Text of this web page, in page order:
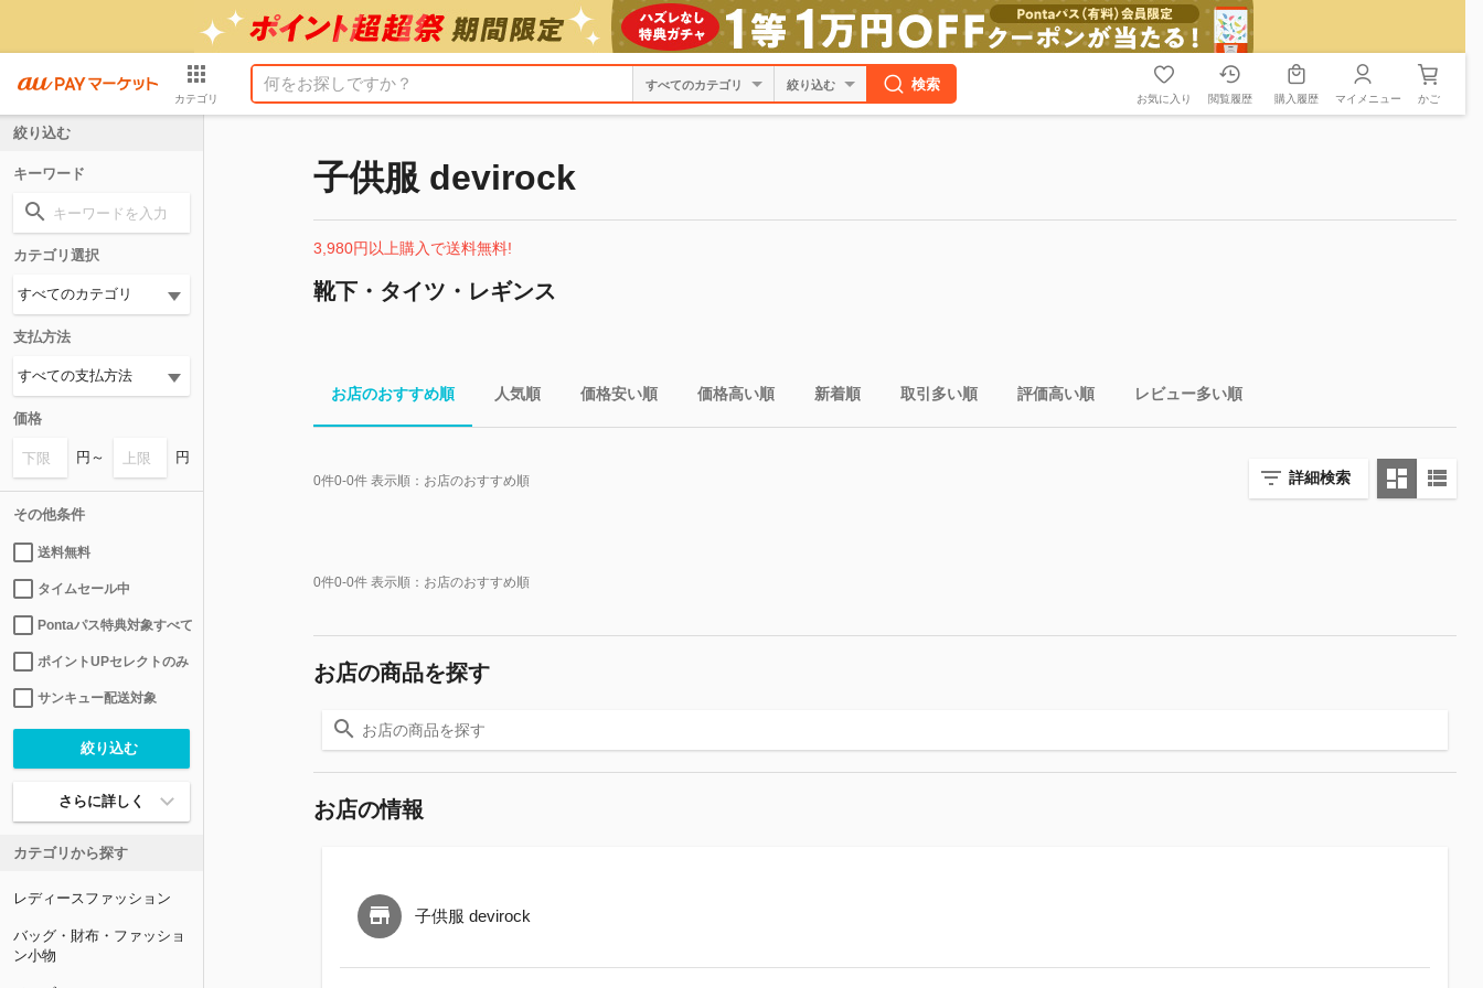
カテゴリ
絞り込む 検索
お気に入り 閲覧履歴 購入履歴 マイメニュー かご
子供服 devirock
3,980円以上購入で送料無料!
靴下・タイツ・レギンス
お店のおすすめ順 人気順 価格安い順 価格高い順 新着順 取引多い順 評価高い順 レビュー多い順
詳細検索
0件0-0件 表示順： お店のおすすめ順
0件0-0件 表示順： お店のおすすめ順
お店の商品を探す
お店の情報
子供服 devirock
絞り込む
キーワード
カテゴリ選択
支払方法
価格
円～ 円
その他条件
送料無料
タイムセール中
Pontaパス特典対象すべて
ポイントUPセレクトのみ
サンキュー配送対象
さらに詳しく
カテゴリから探す
レディースファッション
バッグ・財布・ファッショ
ン小物